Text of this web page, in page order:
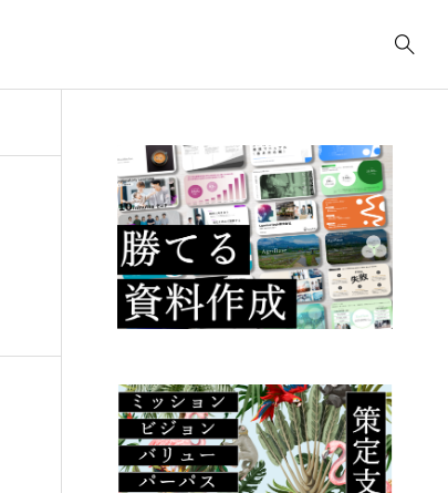
2622
コンサルティング
2025.09.23
クラウド移行に必要な
事前準備は何か？